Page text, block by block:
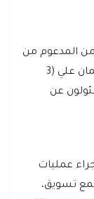
المدعوم من
إيران، حسن أفجوي (5 ملايين دولار)، وأحمد إيمان علي (3
ملايين)، مسئولون عن
عمليات
تسويق،